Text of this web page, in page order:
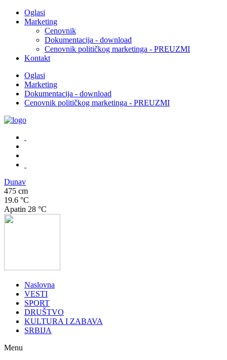
Oglasi
Marketing
Cenovnik
Dokumentacija - download
Cenovnik političkog marketinga - PREUZMI
Kontakt
Oglasi
Marketing
Dokumentacija - download
Cenovnik političkog marketinga - PREUZMI
Dunav
475 cm
19.6 °C
Apatin 28 °C
Naslovna
VESTI
SPORT
DRUŠTVO
KULTURA I ZABAVA
SRBIJA
Menu